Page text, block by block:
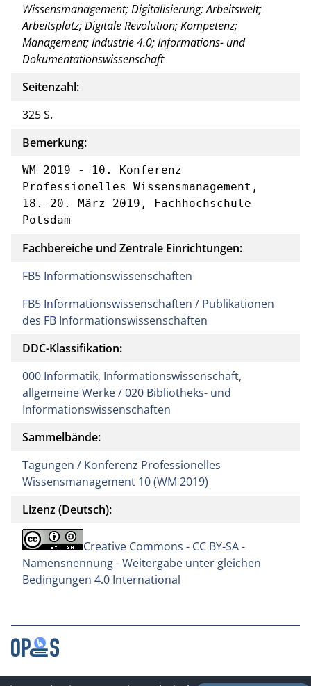
Wissensmanagement; Digitalisierung; Arbeitswelt;
Arbeitsplatz; Digitale Revolution; Kompetenz;
Management; Industrie 4.0; Informations- und
Dokumentationswissenschaft
Seitenzahl:
325 S.
Bemerkung:
WM 2019 - 10. Konferenz
Professionelles Wissensmanagement,
18.-20. März 2019, Fachhochschule
Potsdam
Fachbereiche und Zentrale Einrichtungen:
FB5 Informationswissenschaften
FB5 Informationswissenschaften / Publikationen
des FB Informationswissenschaften
DDC-Klassifikation:
000 Informatik, Informationswissenschaft,
allgemeine Werke / 020 Bibliotheks- und
Informationswissenschaften
Sammelbände:
Tagungen / Konferenz Professionelles
Wissensmanagement 10 (WM 2019)
Lizenz (Deutsch):
Creative Commons - CC BY-SA -
Namensnennung - Weitergabe unter gleichen
Bedingungen 4.0 International
Kontakt